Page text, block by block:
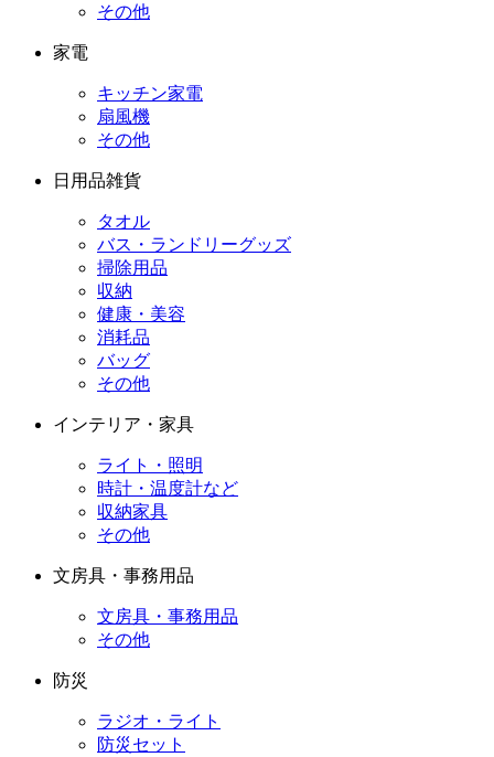
その他
家電
キッチン家電
扇風機
その他
日用品雑貨
タオル
バス・ランドリーグッズ
掃除用品
収納
健康・美容
消耗品
バッグ
その他
インテリア・家具
ライト・照明
時計・温度計など
収納家具
その他
文房具・事務用品
文房具・事務用品
その他
防災
ラジオ・ライト
防災セット